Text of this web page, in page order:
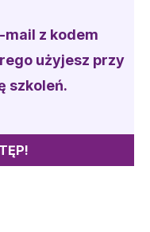
mail z kodem
użyjesz przy
szkoleń.